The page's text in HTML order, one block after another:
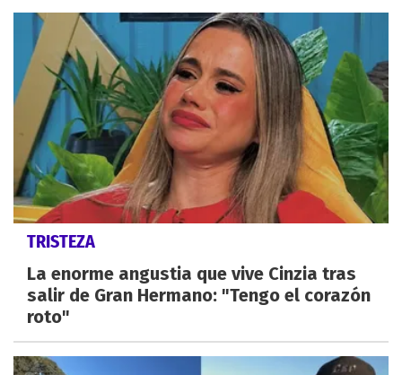
TRISTEZA
La enorme angustia que vive Cinzia tras
salir de Gran Hermano: "Tengo el corazón
roto"